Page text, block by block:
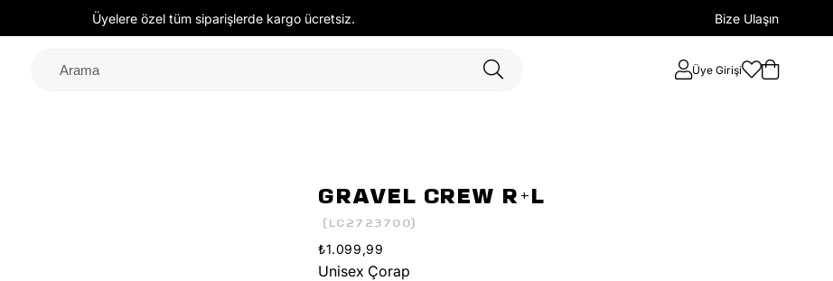
Üyelere özel tüm siparişlerde kargo ücretsiz. Bize Ulaşın
Üye Girişi
GRAVEL CREW R+L
(LC2723700)
₺1.099,99
Unisex Çorap